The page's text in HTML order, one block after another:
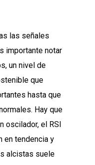
las señales
importante notar
un nivel de
que
hasta que
Hay que
oscilador, el RSI
en tendencia y
alcistas suele